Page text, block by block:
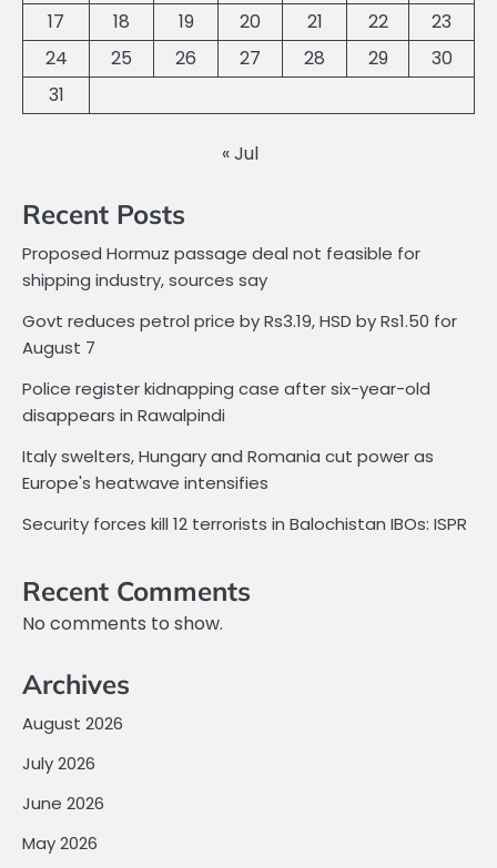
17
18 19 20 21 22
23
24
25 26 27 28 29
30
31
« Jul
Recent Posts
Proposed Hormuz passage deal not feasible for
shipping industry, sources say
Govt reduces petrol price by Rs3.19, HSD by Rs1.50 for
August 7
Police register kidnapping case after six-year-old
disappears in Rawalpindi
Italy swelters, Hungary and Romania cut power as
Europe's heatwave intensifies
Security forces kill 12 terrorists in Balochistan IBOs: ISPR
Recent Comments
No comments to show.
Archives
August 2026
July 2026
June 2026
May 2026